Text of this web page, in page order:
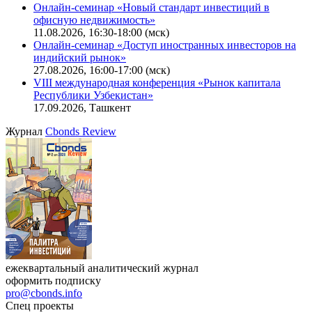
Онлайн-семинар «Новый стандарт инвестиций в
офисную недвижимость»
11.08.2026, 16:30-18:00 (мск)
Онлайн-семинар «Доступ иностранных инвесторов на
индийский рынок»
27.08.2026, 16:00-17:00 (мск)
VIII международная конференция «Рынок капитала
Республики Узбекистан»
17.09.2026, Ташкент
Журнал Cbonds Review
ежеквартальный аналитический журнал
оформить подписку
pro@cbonds.info
Спец проекты